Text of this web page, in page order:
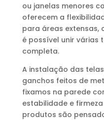
ou janelas menores
oferecem a
para áreas extensas,
é possível unir várias
completa.
A instalação das
ganchos feitos de
fixamos na parede
estabilidade e
produtos são